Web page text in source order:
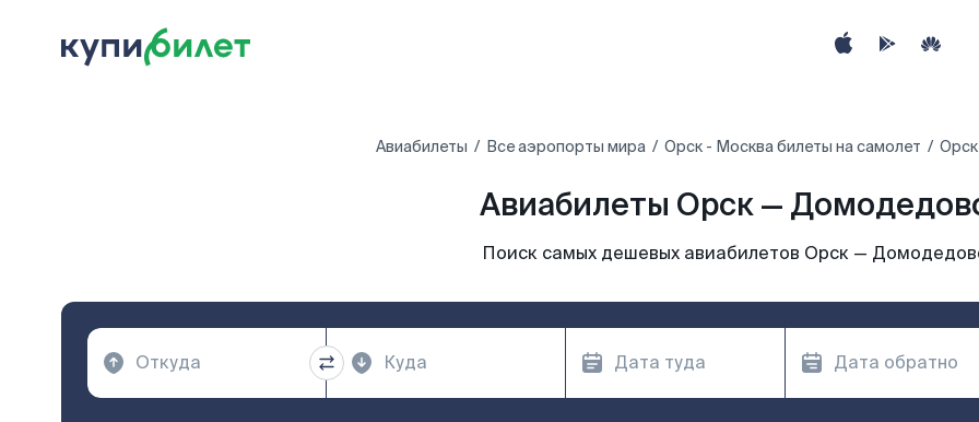
Авиабилеты Все аэропорты мира Орск - Москва билеты на самолет
Авиабилеты Орск —
Поиск самых дешевых авиабилетов Орск —